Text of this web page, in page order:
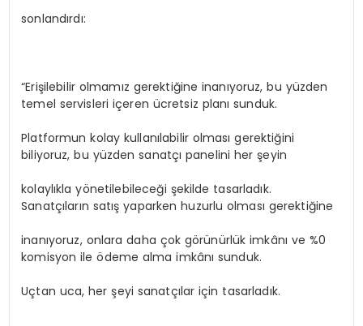
sonlandırdı:
“Erişilebilir olmamız gerektiğine inanıyoruz, bu yüzden
temel servisleri içeren ücretsiz planı sunduk.
Platformun kolay kullanılabilir olması gerektiğini
biliyoruz, bu yüzden sanatçı panelini her şeyin
kolaylıkla yönetilebileceği şekilde tasarladık.
Sanatçıların satış yaparken huzurlu olması gerektiğine
inanıyoruz, onlara daha çok görünürlük imkânı ve %0
komisyon ile ödeme alma imkânı sunduk.
Uçtan uca, her şeyi sanatçılar için tasarladık.